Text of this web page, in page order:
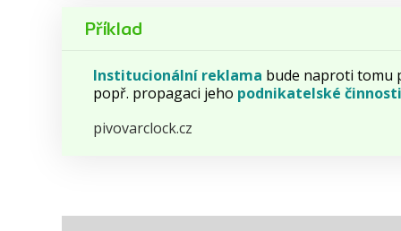
Příklad
Institucionální reklama bude naproti tomu
popř. propagaci jeho podnikatelské činnosti
pivovarclock.cz